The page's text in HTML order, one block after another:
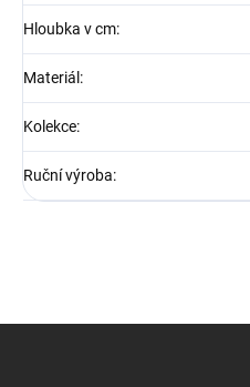
Hloubka v cm:
Materiál :
Kolekce:
Ruční výroba: